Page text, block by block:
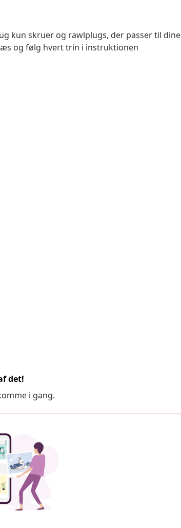
kun skruer og rawlplugs, der passer til dine
og følg hvert trin i instruktionen
det!
i gang.